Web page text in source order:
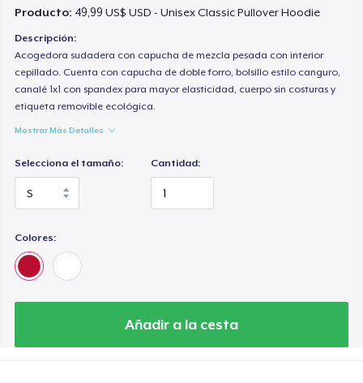
Producto: 49,99 US$ USD - Unisex Classic Pullover Hoodie
Descripción:
Acogedora sudadera con capucha de mezcla pesada con interior
cepillado. Cuenta con capucha de doble forro, bolsillo estilo canguro,
canalé 1x1 con spandex para mayor elasticidad, cuerpo sin costuras y
etiqueta removible ecológica.
Mostrar Más Detalles
Selecciona el tamaño: Cantidad:
Colores:
Añadir a la cesta